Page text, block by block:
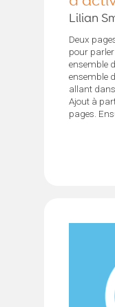
Lilian
Deux
pour
ensemble
ensemble
allant
Ajout à
pages.